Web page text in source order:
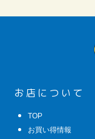
お店について
TOP
お買い得情報